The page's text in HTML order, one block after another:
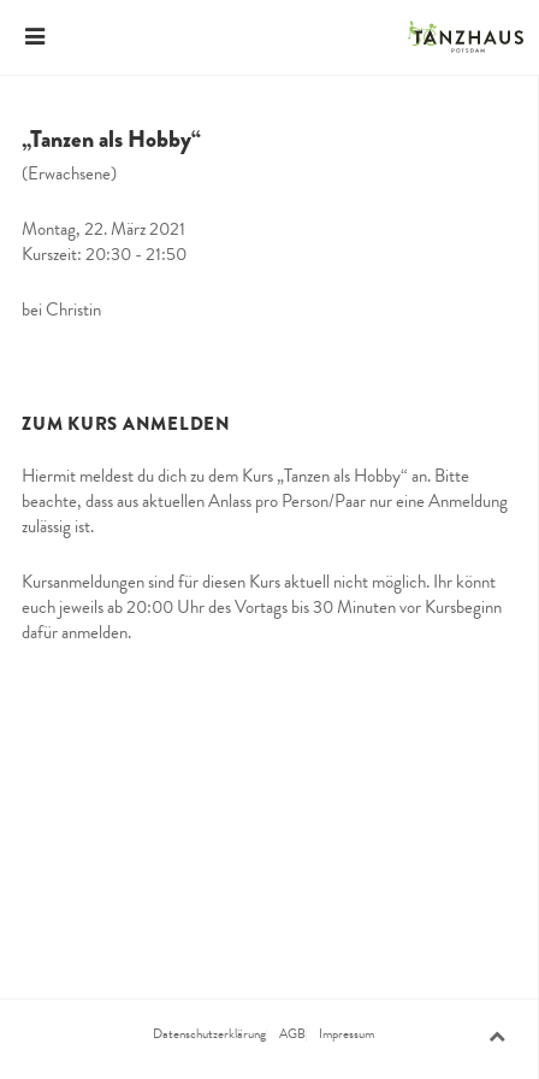
„Tanzen als Hobby“
(Erwachsene)
Montag, 22. März 2021
Kurszeit: 20:30 - 21:50
bei Christin
ZUM KURS ANMELDEN
Hiermit meldest du dich zu dem Kurs „Tanzen als Hobby“ an. Bitte
beachte, dass aus aktuellen Anlass pro Person/Paar nur eine Anmeldung
zulässig ist.
Kursanmeldungen sind für diesen Kurs aktuell nicht möglich. Ihr könnt
euch jeweils ab 20:00 Uhr des Vortags bis 30 Minuten vor Kursbeginn
dafür anmelden.
Datenschutzerklärung AGB Impressum